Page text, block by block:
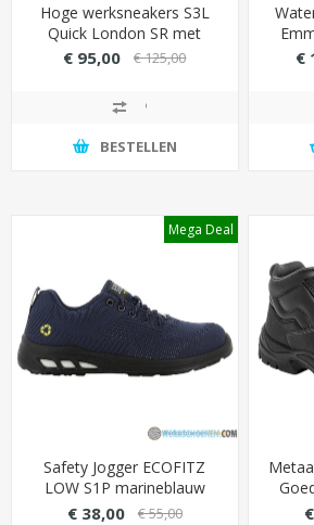
Hoge werksneakers S3L
Quick London SR met
cambrelle voering
€ 95,00 € 125,00
BESTELLEN
€
Mega Deal
Safety Jogger ECOFITZ
LOW S1P marineblauw
stalen neus antiperforatie
€ 38,00 € 55,00